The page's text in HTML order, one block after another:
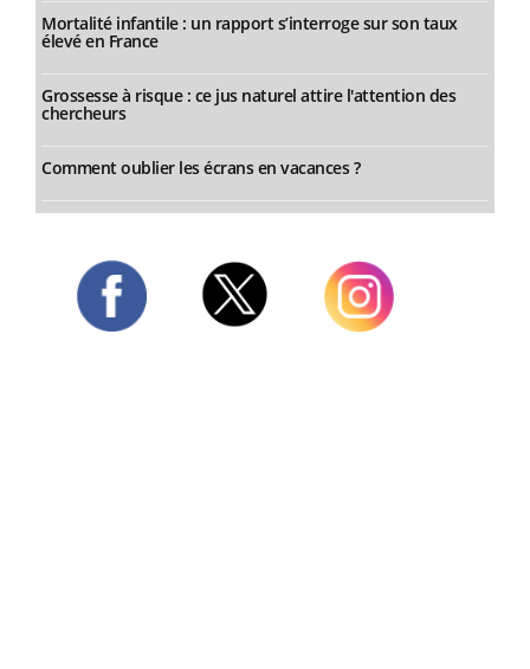
Mortalité infantile : un rapport s’interroge sur son taux
élevé en France
Grossesse à risque : ce jus naturel attire l'attention des
chercheurs
Comment oublier les écrans en vacances ?